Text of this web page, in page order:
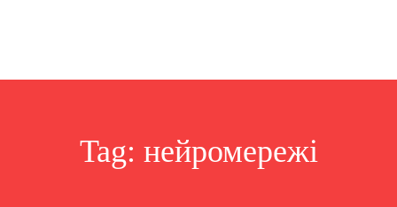
Tag: нейромережі